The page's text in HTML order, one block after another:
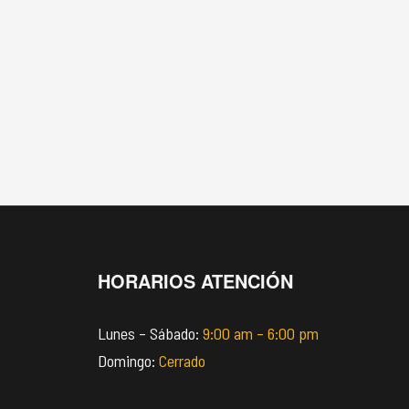
HORARIOS ATENCIÓN
Lunes – Sábado: 9:00 am – 6:00 pm
Domingo: Cerrado